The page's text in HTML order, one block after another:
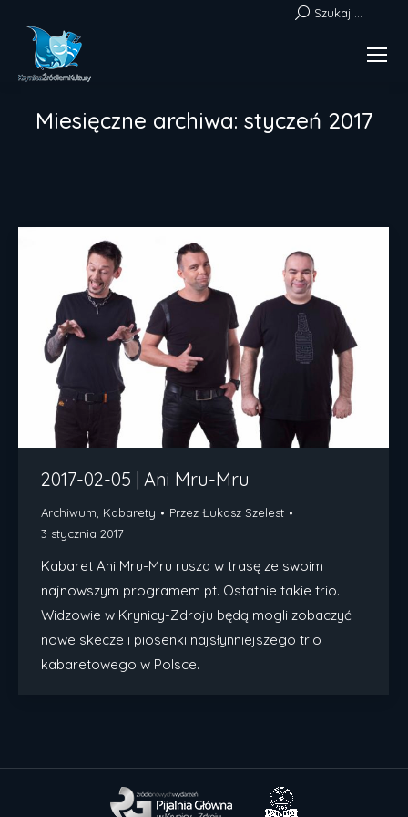
Szukaj:Szukaj ...
Miesięczne archiwa: styczeń 2017
2017-02-05 | Ani Mru-Mru
Archiwum, Kabarety Przez Łukasz Szelest
3 stycznia 2017
Kabaret Ani Mru-Mru rusza w trasę ze swoim
najnowszym programem pt. Ostatnie takie trio.
Widzowie w Krynicy-Zdroju będą mogli zobaczyć
nowe skecze i piosenki najsłynniejszego trio
kabaretowego w Polsce.